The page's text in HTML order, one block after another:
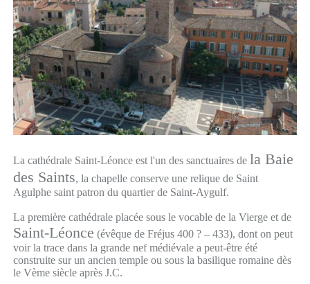
La cathédrale Saint-Léonce est l'un des sanctuaires de la Baie
des Saints, la chapelle conserve une relique de Saint
Agulphe saint patron du quartier de Saint-Aygulf.
La première cathédrale placée sous le vocable de la Vierge et de
Saint-Léonce (évêque de Fréjus 400 ? – 433), dont on peut
voir la trace dans la grande nef médiévale a peut-être été
construite sur un ancien temple ou sous la basilique romaine dès
le Vème siècle après J.C.